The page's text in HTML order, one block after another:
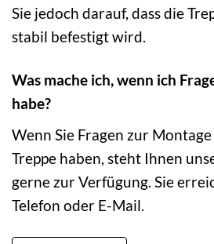
Sie jedoch darauf, dass die
stabil befestigt wird.
Was mache ich, wenn ich
habe?
Wenn Sie Fragen zur
Treppe haben, steht Ihnen
gerne zur Verfügung. Sie
Telefon oder E-Mail.